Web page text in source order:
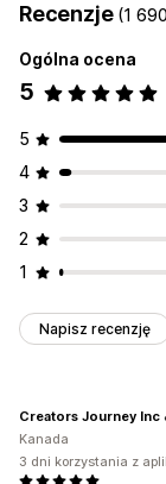
Recenzje (1
Ogólna ocena
5
5
4
3
2
1
Napisz recenzję
Creators Journey Inc
Kanada
3 dni korzystania z